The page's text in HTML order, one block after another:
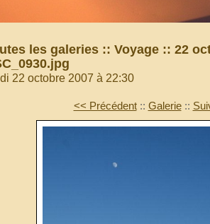
les galeries :: Voyage :: 22
22 octobre 2007 à 22:30
<< Précédent :: Galerie ::